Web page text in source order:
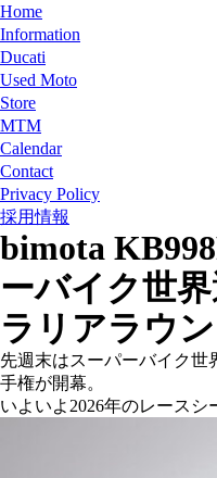
Home
Information
Ducati
Used Moto
Store
MTM
Calendar
Contact
Privacy Policy
採用情報
bimota
ーバイク世
ラリアラウ
先週末はスーパーバイク世
手権が開幕。
いよいよ2026年のレースシ